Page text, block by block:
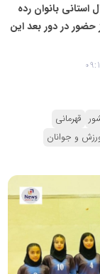
استانی بانوان رده
حضور در دور بعد این
قهرمانی
و جوانان